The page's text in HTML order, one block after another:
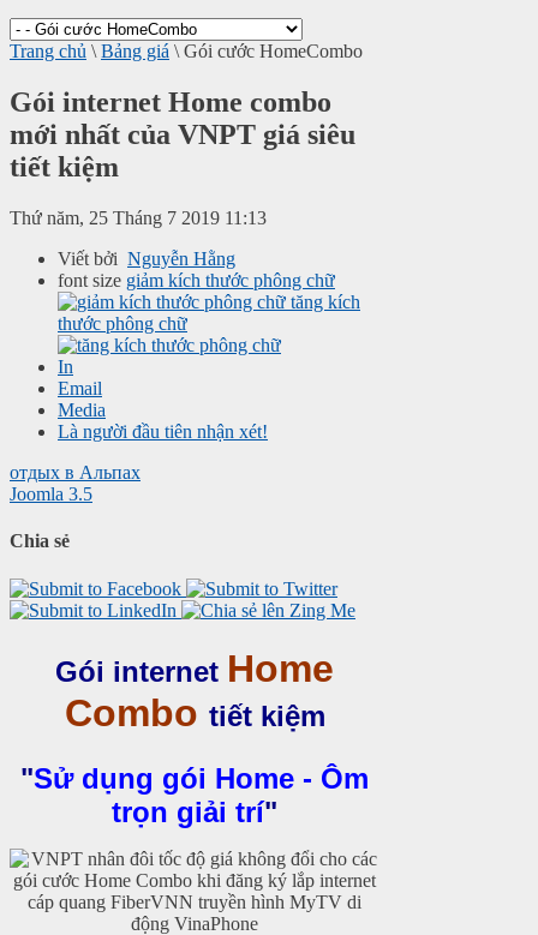
Trang chủ \ Bảng giá \ Gói cước HomeCombo
Gói internet Home combo
mới nhất của VNPT giá siêu
tiết kiệm
Thứ năm, 25 Tháng 7 2019 11:13
Viết bởi Nguyễn Hằng
font size giảm kích thước phông chữ
tăng kích
thước phông chữ
In
Email
Media
Là người đầu tiên nhận xét!
отдых в Альпах
Joomla 3.5
Chia sẻ
Gói internet Home
Combo tiết kiệm
"Sử dụng gói Home - Ôm
trọn giải trí"